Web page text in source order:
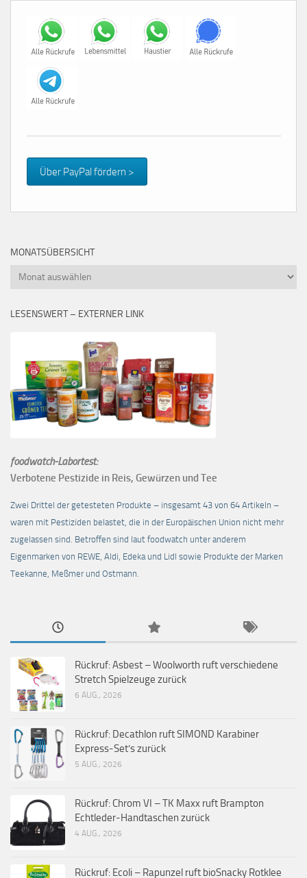
Über PayPal fördern >
MONATSÜBERSICHT
Monatsübersicht
LESENSWERT – EXTERNER LINK
foodwatch-Labortest:
Verbotene Pestizide in Reis, Gewürzen und Tee
Zwei Drittel der getesteten Produkte – insgesamt 43 von 64 Artikeln –
waren mit Pestiziden belastet, die in der Europäischen Union nicht mehr
zugelassen sind. Betroffen sind laut foodwatch unter anderem
Eigenmarken von REWE, Aldi, Edeka und Lidl sowie Produkte der Marken
Teekanne, Meßmer und Ostmann.
Rückruf: Asbest – Woolworth ruft verschiedene
Stretch Spielzeuge zurück
6 AUG., 2026
Rückruf: Decathlon ruft SIMOND Karabiner
Express-Set’s zurück
5 AUG., 2026
Rückruf: Chrom VI – TK Maxx ruft Brampton
Echtleder-Handtaschen zurück
4 AUG., 2026
Rückruf: Ecoli – Rapunzel ruft bioSnacky Rotklee